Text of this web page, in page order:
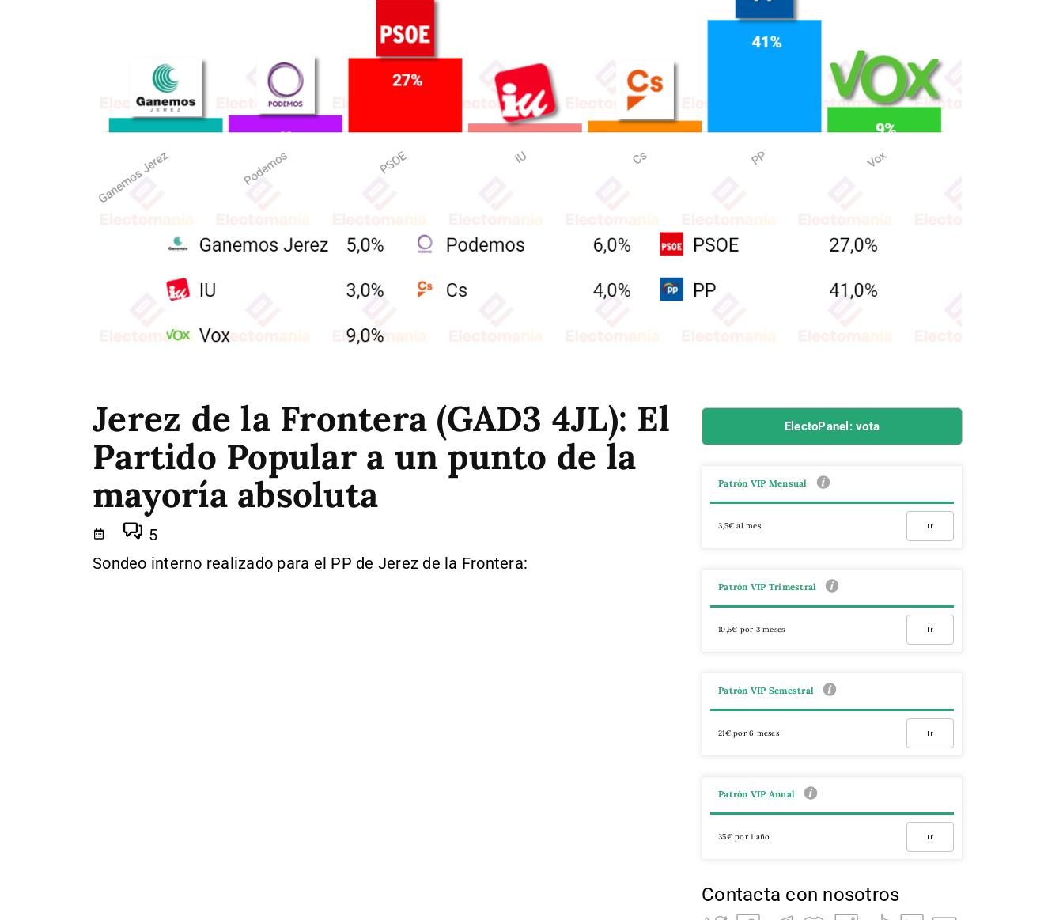
Jerez de la Frontera (GAD3 4JL): El
Partido Popular a un punto de la
mayoría absoluta
5
Sondeo interno realizado para el PP de Jerez de la Frontera:
ElectoPanel: vota
Patrón VIP Mensual
3,5€ al mes Ir
Patrón VIP Trimestral
10,5€ por 3 meses Ir
Patrón VIP Semestral
21€ por 6 meses Ir
Patrón VIP Anual
35€ por 1 año Ir
Contacta con nosotros